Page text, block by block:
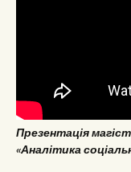
Презентація
«Аналітика